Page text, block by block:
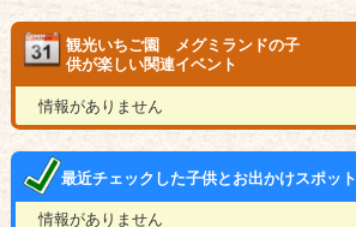
観光いちご園 メグミランドの子
供が楽しい関連イベント
情報がありません
最近チェックした子供とお出かけスポット
情報がありません